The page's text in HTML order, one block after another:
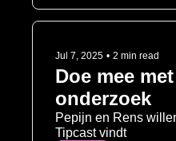
Jul 7, 2025 • 2 min read
Doe mee
onderzoek
Pepijn en Rens
Tipcast vindt